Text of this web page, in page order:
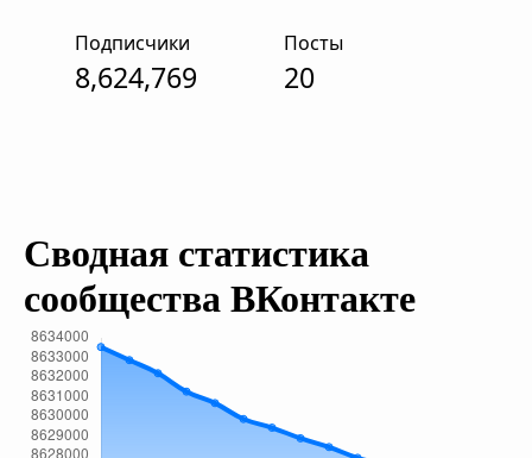
Подписчики
8,624,769
Посты
20
Сводная статистика
сообщества ВКонтакте